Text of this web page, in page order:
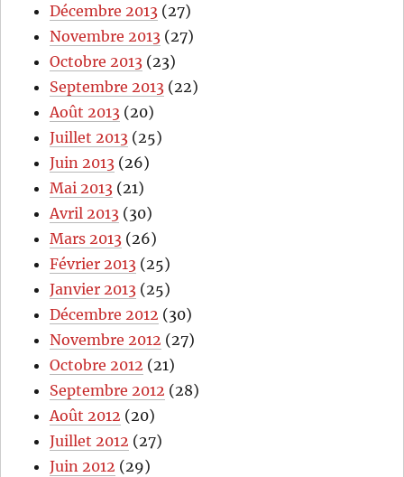
Décembre 2013 (27)
Novembre 2013 (27)
Octobre 2013 (23)
Septembre 2013 (22)
Août 2013 (20)
Juillet 2013 (25)
Juin 2013 (26)
Mai 2013 (21)
Avril 2013 (30)
Mars 2013 (26)
Février 2013 (25)
Janvier 2013 (25)
Décembre 2012 (30)
Novembre 2012 (27)
Octobre 2012 (21)
Septembre 2012 (28)
Août 2012 (20)
Juillet 2012 (27)
Juin 2012 (29)